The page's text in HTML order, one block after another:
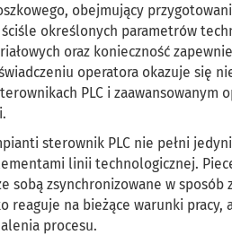
obejmujący
określonych parametrów
oraz konieczność
operatora okazuje się
PLC i
sterownik PLC nie pełni
linii technologicznej.
sobą zsynchronizowane w
reaguje na bieżące warunki
procesu.